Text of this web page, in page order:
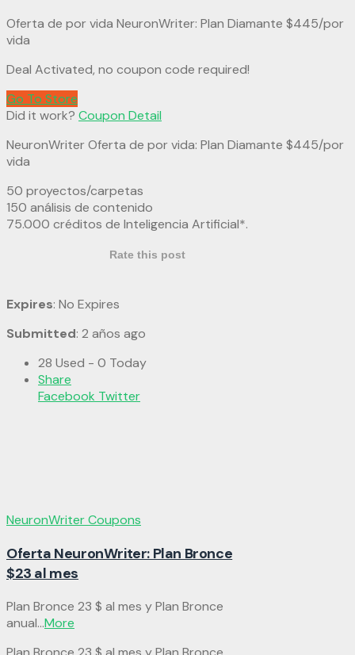
Oferta de por vida NeuronWriter: Plan Diamante $445/por
vida
Deal Activated, no coupon code required!
Go To Store
Did it work? Coupon Detail
NeuronWriter Oferta de por vida: Plan Diamante $445/por
vida
50 proyectos/carpetas
150 análisis de contenido
75.000 créditos de Inteligencia Artificial*.
Rate this post
Expires: No Expires
Submitted: 2 años ago
28 Used - 0 Today
Share
Facebook Twitter
NeuronWriter Coupons
Oferta NeuronWriter: Plan Bronce
$23 al mes
Plan Bronce 23 $ al mes y Plan Bronce
anual...More